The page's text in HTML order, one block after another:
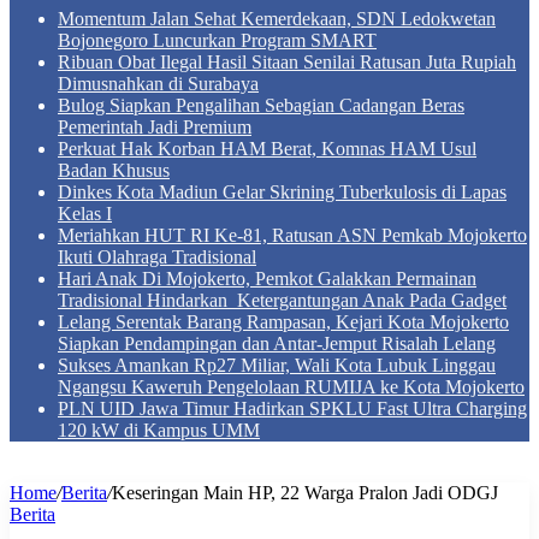
Momentum Jalan Sehat Kemerdekaan, SDN Ledokwetan
Bojonegoro Luncurkan Program SMART
Ribuan Obat Ilegal Hasil Sitaan Senilai Ratusan Juta Rupiah
Dimusnahkan di Surabaya
Bulog Siapkan Pengalihan Sebagian Cadangan Beras
Pemerintah Jadi Premium
Perkuat Hak Korban HAM Berat, Komnas HAM Usul
Badan Khusus
Dinkes Kota Madiun Gelar Skrining Tuberkulosis di Lapas
Kelas I
Meriahkan HUT RI Ke-81, Ratusan ASN Pemkab Mojokerto
Ikuti Olahraga Tradisional
Hari Anak Di Mojokerto, Pemkot Galakkan Permainan
Tradisional Hindarkan Ketergantungan Anak Pada Gadget
Lelang Serentak Barang Rampasan, Kejari Kota Mojokerto
Siapkan Pendampingan dan Antar-Jemput Risalah Lelang
Sukses Amankan Rp27 Miliar, Wali Kota Lubuk Linggau
Ngangsu Kaweruh Pengelolaan RUMIJA ke Kota Mojokerto
PLN UID Jawa Timur Hadirkan SPKLU Fast Ultra Charging
120 kW di Kampus UMM
Home/Berita/Keseringan Main HP, 22 Warga Pralon Jadi ODGJ
Berita